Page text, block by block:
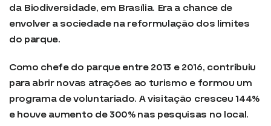
da Biodiversidade, em Brasília. Era a chance de
envolver a sociedade na reformulação dos limites
do parque.
Como chefe do parque entre 2013 e 2016, contribuiu
para abrir novas atrações ao turismo e formou um
programa de voluntariado. A visitação cresceu 144%
e houve aumento de 300% nas pesquisas no local.